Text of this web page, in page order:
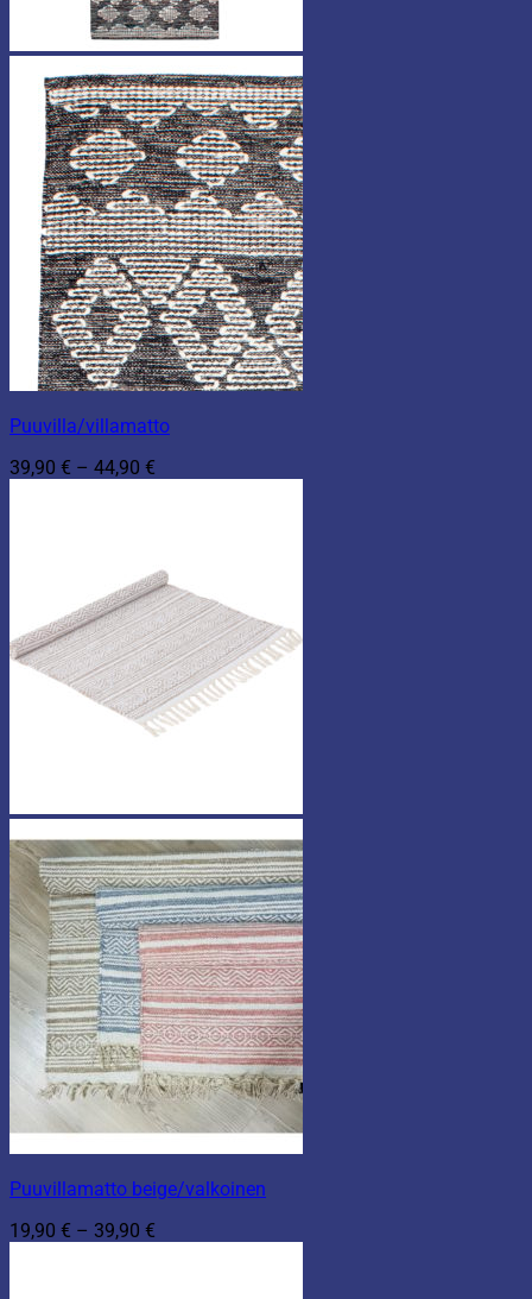
Puuvilla/villamatto
39,90 € – 44,90 €
Puuvillamatto beige/valkoinen
19,90 € – 39,90 €